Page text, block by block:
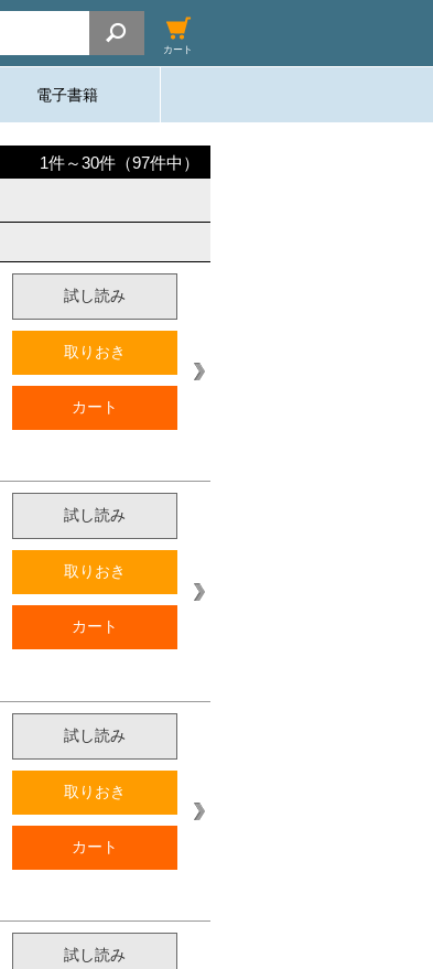
カート
電子書籍
1件～30件（97件中）
試し読み
取りおき
カート
試し読み
取りおき
カート
試し読み
取りおき
カート
試し読み